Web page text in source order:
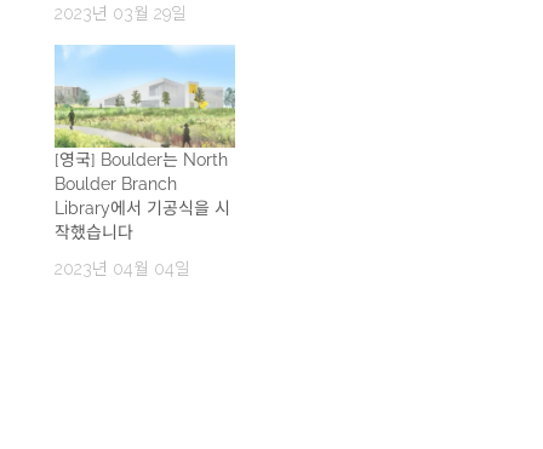
2023년 03월 29일
[영국] Boulder는 North
Boulder Branch
Library에서 기공식을 시
작했습니다
2023년 04월 04일